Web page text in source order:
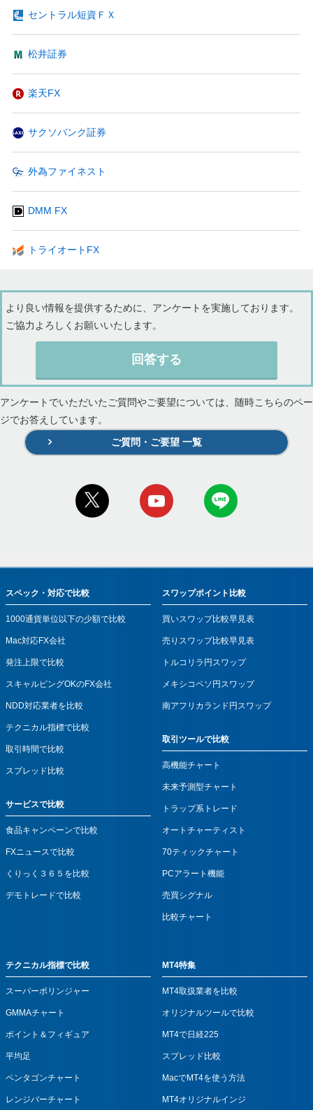
セントラル短資ＦＸ
松井証券
楽天FX
サクソバンク証券
外為ファイネスト
DMM FX
トライオートFX
より良い情報を提供するために、アンケートを実施しております。
ご協力よろしくお願いいたします。
回答する
アンケートでいただいたご質問やご要望については、随時こちらのペー
ジでお答えしています。
ご質問・ご要望 一覧
スペック・対応で比較
1000通貨単位以下の少額で比較
Mac対応FX会社
発注上限で比較
スキャルピングOKのFX会社
NDD対応業者を比較
テクニカル指標で比較
取引時間で比較
スプレッド比較
サービスで比較
食品キャンペーンで比較
FXニュースで比較
くりっく３６５を比較
デモトレードで比較
スワップポイント比較
買いスワップ比較早見表
売りスワップ比較早見表
トルコリラ円スワップ
メキシコペソ円スワップ
南アフリカランド円スワップ
取引ツールで比較
高機能チャート
未来予測型チャート
トラップ系トレード
オートチャーティスト
70ティックチャート
PCアラート機能
売買シグナル
比較チャート
テクニカル指標で比較
スーパーボリンジャー
GMMAチャート
ポイント＆フィギュア
平均足
ペンタゴンチャート
レンジバーチャート
MT4特集
MT4取扱業者を比較
オリジナルツールで比較
MT4で日経225
スプレッド比較
MacでMT4を使う方法
MT4オリジナルインジ